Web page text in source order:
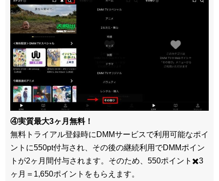
④実質最大3ヶ月無料！
無料トライアル登録時にDMMサービスで利用可能なポイ
ントに550pt付与され、その後の継続利用でDMMポイン
トが2ヶ月間付与されます。そのため、550ポイント✖️3
ヶ月＝1,650ポイントをもらえます。